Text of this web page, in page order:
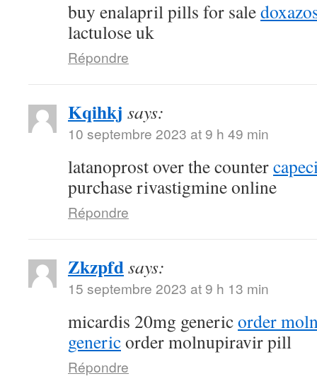
buy enalapril pills for sale
lactulose uk
Répondre
Kqihkj says:
10 septembre 2023 at 9 h 49 min
latanoprost over the counter
purchase rivastigmine online
Répondre
Zkzpfdsays:
15 septembre 2023 at 9 h 13 min
micardis 20mg genericorder
genericorder molnupiravir pill
Répondre